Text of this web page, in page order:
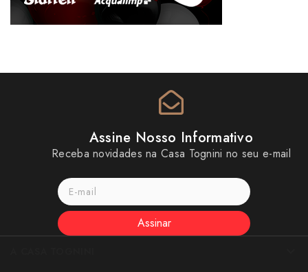
Assine Nosso Informativo
Receba novidades na Casa Tognini no seu e-mail
Assinar